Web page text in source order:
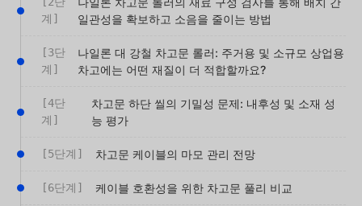
계]
일관성을 확보하고 소음을 줄이는 방법
[3단
계]
나일론 대 강철 차고문 롤러: 주거용 및 소규모 상업용
차고에는 어떤 재질이 더 적합할까요?
[4단
계]
차고문 하단 씰의 기밀성 문제: 내후성 및 소재 성
능 평가
[5단계] 차고문 케이블의 마모 관리 전망
[6단계] 케이블 호환성을 위한 차고문 풀리 비교